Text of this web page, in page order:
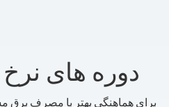
دوره های نرخ
برای هماهنگی بهتر با مصرف برق